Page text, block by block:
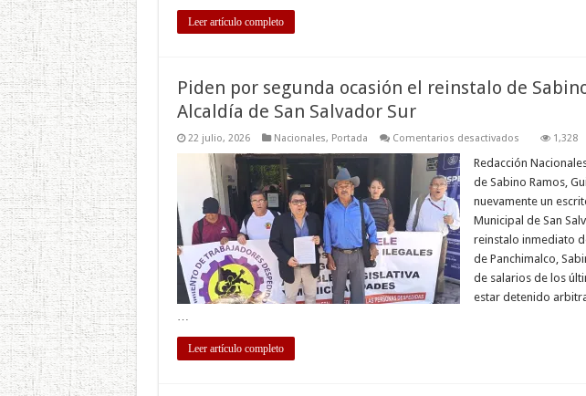
Leer artículo completo
Piden por segunda ocasión el reinstalo de
Alcaldía de San Salvador Sur
22 julio, 2026 Nacionales, Portada Comentarios desactivadosen
por
ocasión
reinstalo
de
Ramos
en
de
San
Salvador
1,328
Redacción
de Sabino Ramos,
nuevamente un
Municipal de San
reinstalo inmediato
de Panchimalco,
de salarios de los
estar detenido
Leer artículo completo